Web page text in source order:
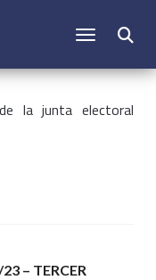
CAMBIAR
la junta electoral
– TERCER